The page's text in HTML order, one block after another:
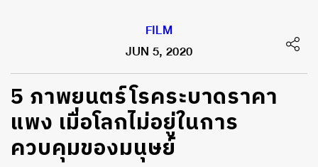
FILM
JUN 5, 2020
5 ภาพยนตร์โรคระบาดราคา
แพง เมื่อโลกไม่อยู่ในการ
ควบคุมของมนุษย์